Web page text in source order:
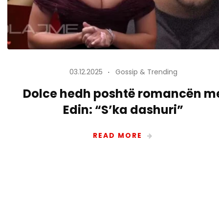
03.12.2025 Gossip & Trending
Dolce hedh poshtë romancën
Edin: “S’ka dashuri”
READ MORE